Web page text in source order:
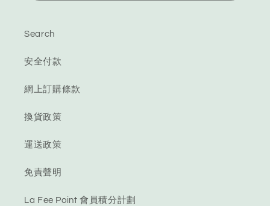
Search
安全付款
網上訂購條款
換貨政策
運送政策
免責聲明
La Fee Point 會員積分計劃